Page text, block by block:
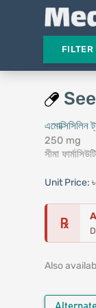
FILTER
এমোক্সিসিলিন
250 mg
সীমা
Unit Price:
℞
Also